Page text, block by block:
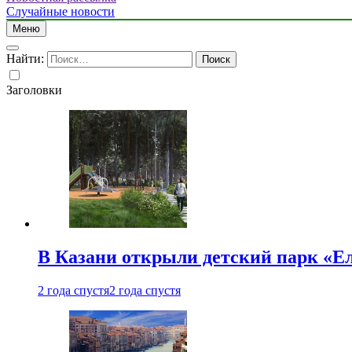
Случайные новости
Меню
Найти:
Заголовки
В Казани открыли детский парк
2 года спустя2 года спустя